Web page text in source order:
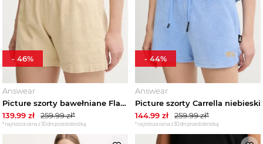
Answear
Picture szorty bawełniane Flaros beżowy
139.99 zł 259.99zł*
*najniższa cena z 30 dni przed obniżką
- 46%
Answear
Picture szorty Carrella niebieski
144.99 zł 259.99zł*
*najniższa cena z 30 dni przed obniżką
- 44%